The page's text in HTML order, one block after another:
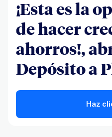
¡Esta es la
de hacer
ahorros!,
Depósito a
Haz